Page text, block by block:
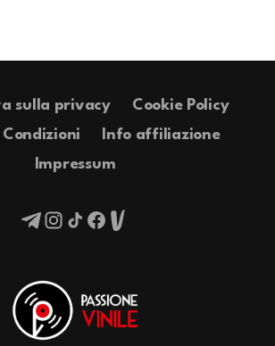
sulla privacy
Cookie Policy
Info affiliazione
Impressum